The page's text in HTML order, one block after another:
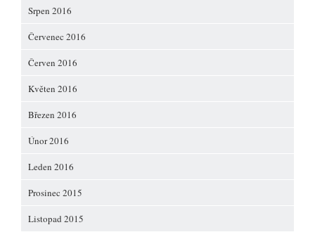
Srpen 2016
Červenec 2016
Červen 2016
Květen 2016
Březen 2016
Únor 2016
Leden 2016
Prosinec 2015
Listopad 2015